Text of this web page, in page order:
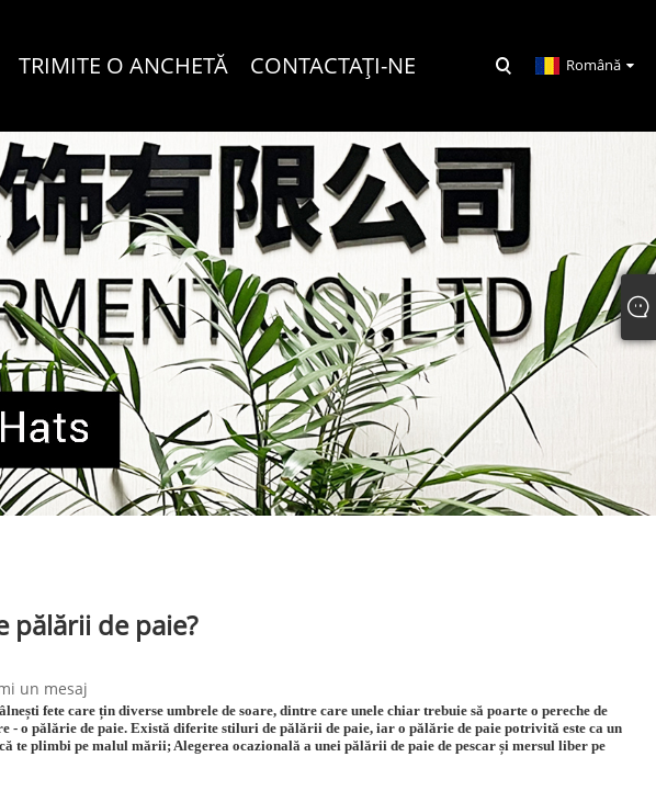
TRIMITE O ANCHETĂ CONTACTAŢI-NE Română
pălării de paie?
un mesaj
fete care țin diverse umbrele de soare, dintre care unele chiar trebuie să poarte o pereche de
- o pălărie de paie. Există diferite stiluri de pălării de paie, iar o pălărie de paie potrivită este ca un
te plimbi pe malul mării; Alegerea ocazională a unei pălării de paie de pescar și mersul liber pe